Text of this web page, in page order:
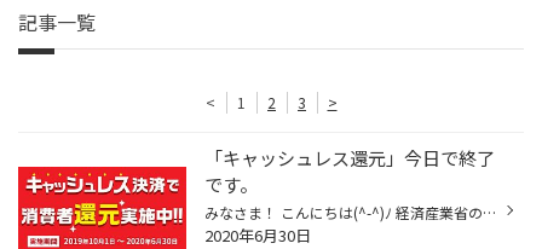
記事一覧
< 1 2 3 >
「キャッシュレス還元」今日で終了
です。
みなさま！ こんにちは(^-^)ﾉ 経済産業省の「キャッシュレス・ポイント還元事業（キャッシュレス還元事業）」が、6月30日 本日をもって終了いたします。 今まで多くのお客様にカード決済いただきカード支払が当店でも随分増えたきがします。 明日からは、カード決済での還元はなくなりますが、カー...
2020年6月30日